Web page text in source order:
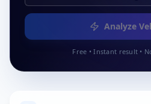
Analyze
Free • Instant result •